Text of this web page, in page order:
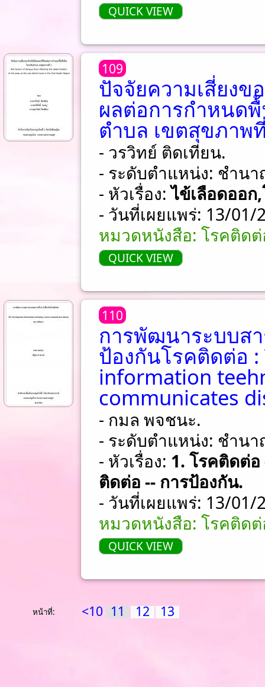
QUICK VIEW
109
ปัจจัยความเสี่ยงข
ผลต่อการกำหนด
ตำบล เขตสุขภาพ
- วรวิทย์ ติดเทียน.
- ระดับตำแหน่ง: ชําน
- หัวเรื่อง:ไข้เลือดออก
- วันที่เผยแพร่: 13/01/
หมวดหนังสือ: โรคติด
QUICK VIEW
110
การพัฒนาระบบสา
ป้องกันโรคติดต่อ :
information
communicates
- กมล พจชนะ.
- ระดับตำแหน่ง: ชําน
- หัวเรื่อง: 1. โรคติดต่อ
ติดต่อ -- การป้องกัน.
- วันที่เผยแพร่: 13/01/
หมวดหนังสือ: โรคติด
QUICK VIEW
หน้าที่: <10 11 12 13